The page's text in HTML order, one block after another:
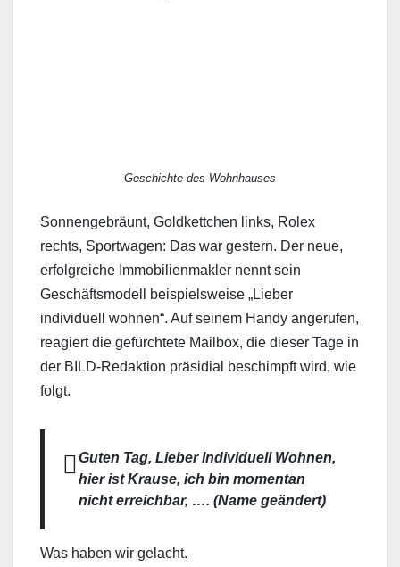
Geschichte des Wohnhauses
Sonnengebräunt, Goldkettchen links, Rolex
rechts, Sportwagen: Das war gestern. Der neue,
erfolgreiche Immobilienmakler nennt sein
Geschäftsmodell beispielsweise „Lieber
individuell wohnen“. Auf seinem Handy angerufen,
reagiert die gefürchtete Mailbox, die dieser Tage in
der BILD-Redaktion präsidial beschimpft wird, wie
folgt.
Guten Tag, Lieber Individuell Wohnen,
hier ist Krause, ich bin momentan
nicht erreichbar, …. (Name geändert)
Was haben wir gelacht.